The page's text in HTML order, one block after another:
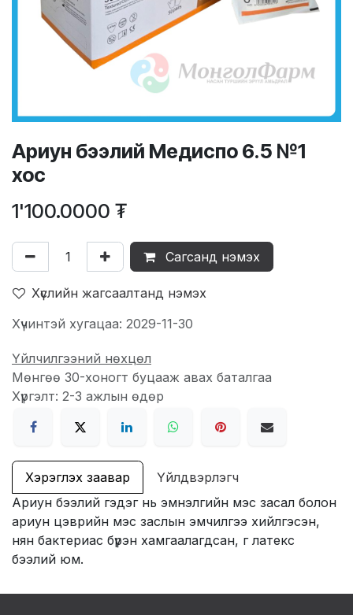
Ариун бээлий Медиспо 6.5 №1
хос
1'100.0000 ₮
Сагсанд нэмэх
Хүслийн жагсаалтанд нэмэх
Хүчинтэй хугацаа: 2029-11-30
Үйлчилгээний нөхцөл
Мөнгөө 30-хоногт буцааж авах баталгаа
Хүргэлт: 2-3 ажлын өдөр
Хэрэглэх заавар
Үйлдвэрлэгч
Ариун бээлий гэдэг нь эмнэлгийн мэс засал болон
ариун цэврийн мэс заслын эмчилгээ хийлгэсэн,
нян бактериас бүрэн хамгаалагдсан, г латекс
бээлий юм.